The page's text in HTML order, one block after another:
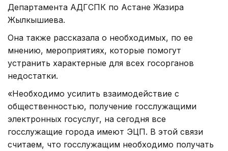
Департамента АДГСПК по Астане Жазира
Жылкышиева.
Она также рассказала о необходимых, по ее
мнению, мероприятиях, которые помогут
устранить характерные для всех госорганов
недостатки.
«Необходимо усилить взаимодействие с
общественностью, получение госслужащими
электронных госуслуг, на сегодня все
госслужащие города имеют ЭЦП. В этой связи
считаем, что госслужащим необходимо получать